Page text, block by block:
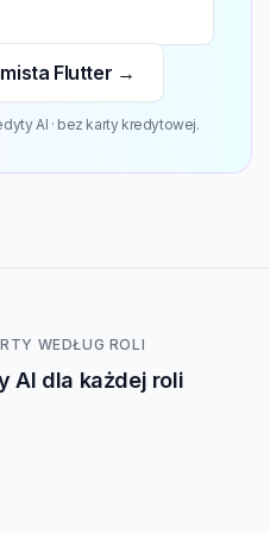
Flutter →
AI · bez karty kredytowej.
WEDŁUG ROLI
AI dla każdej roli